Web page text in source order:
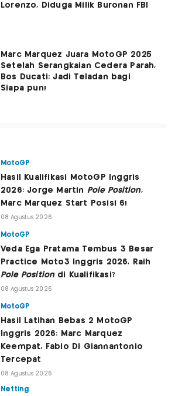
Lorenzo, Diduga Milik Buronan FBI
Marc Marquez Juara MotoGP 2025
Setelah Serangkaian Cedera Parah,
Bos Ducati: Jadi Teladan bagi
Siapa pun!
MotoGP
Hasil Kualifikasi MotoGP Inggris
2026: Jorge Martin Pole Position,
Marc Marquez Start Posisi 6!
08 Agustus 2026
MotoGP
Veda Ega Pratama Tembus 3 Besar
Practice Moto3 Inggris 2026, Raih
Pole Positiondi Kualifikasi?
08 Agustus 2026
MotoGP
Hasil Latihan Bebas 2 MotoGP
Inggris 2026: Marc Marquez
Keempat, Fabio Di Giannantonio
Tercepat
08 Agustus 2026
Netting